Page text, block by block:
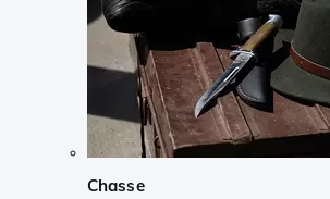
Chasse